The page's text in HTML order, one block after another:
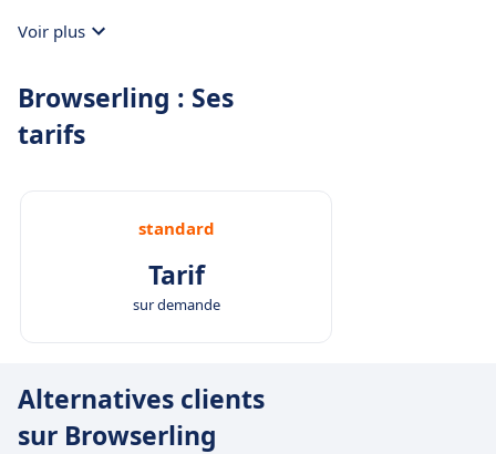
Voir plus
Browserling : Ses
tarifs
standard
Tarif
sur demande
Alternatives clients
sur Browserling